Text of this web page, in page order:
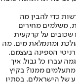
כדי להבין מה
משלמים מחירים
שכובים על קרקעית
ומתמלאת מים. מה
הספינה בעצמם.
עברו כל גבול. איך
ממנו? בקיץ
של הישראלים. בסתיו